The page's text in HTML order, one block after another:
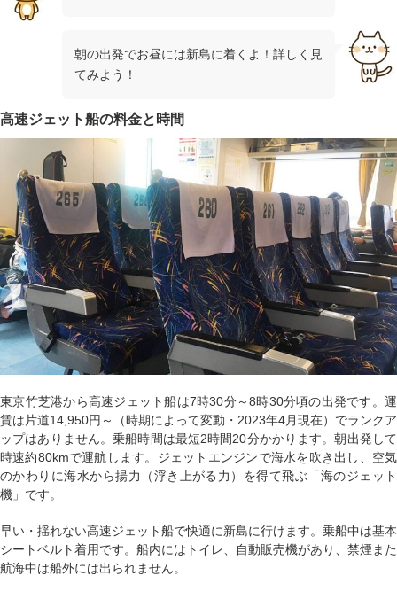
朝の出発でお昼には新島に着くよ！詳しく見
てみよう！
高速ジェット船の料金と時間
東京竹芝港から高速ジェット船は7時30分～8時30分頃の出発です。運
賃は片道14,950円～（時期によって変動・2023年4月現在）でランクア
ップはありません。乗船時間は最短2時間20分かかります。朝出発して
時速約80kmで運航します。ジェットエンジンで海水を吹き出し、空気
のかわりに海水から揚力（浮き上がる力）を得て飛ぶ「海のジェット
機」です。
早い・揺れない高速ジェット船で快適に新島に行けます。乗船中は基本
シートベルト着用です。船内にはトイレ、自動販売機があり、禁煙また
航海中は船外には出られません。